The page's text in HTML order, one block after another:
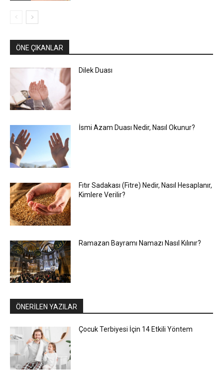
ÖNE ÇIKANLAR
Dilek Duası
İsmi Azam Duası Nedir, Nasıl Okunur?
Fıtır Sadakası (Fitre) Nedir, Nasıl Hesaplanır,
Kimlere Verilir?
Ramazan Bayramı Namazı Nasıl Kılınır?
ÖNERİLEN YAZILAR
Çocuk Terbiyesi İçin 14 Etkili Yöntem